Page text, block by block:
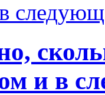
и в